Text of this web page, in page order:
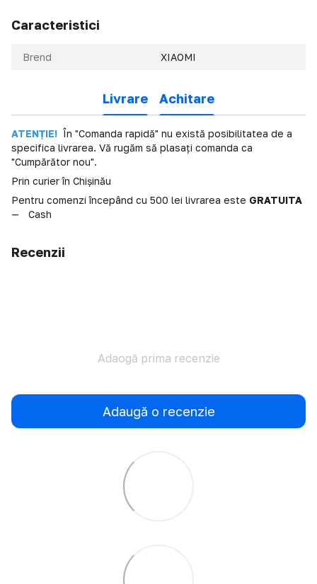
Caracteristici
Brend XIAOMI
Livrare Achitare
ATENȚIE! În "Comanda rapidă" nu există posibilitatea de a
specifica livrarea. Vă rugăm să plasați comanda ca
"Cumpărător nou".
Prin curier în Chișinău
Pentru comenzi începând cu 500 lei livrarea este GRATUITA
Cash
Recenzii
Adaogă prima recenzie
Adaugă o recenzie